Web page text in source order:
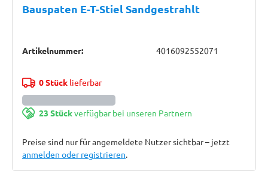
Bauspaten E-T-Stiel Sandgestrahlt
Artikelnummer: 4016092552071
0 Stücklieferbar
23 Stückverfügbar bei unseren Partnern
Preise sind nur für angemeldete Nutzer sichtbar – jetzt
anmelden oder registrieren.